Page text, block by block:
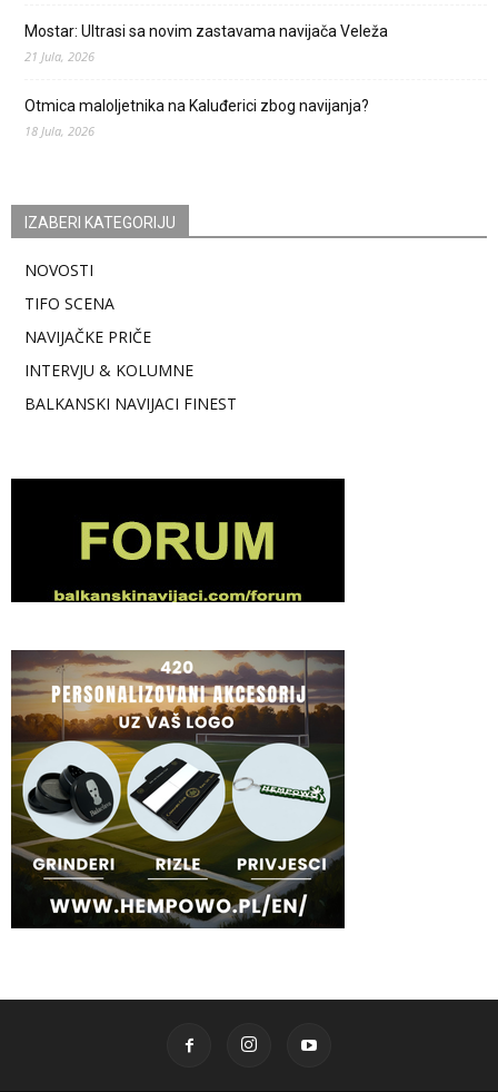
Mostar: Ultrasi sa novim zastavama navijača Veleža
21 Jula, 2026
Otmica maloljetnika na Kaluđerici zbog navijanja?
18 Jula, 2026
IZABERI KATEGORIJU
NOVOSTI
TIFO SCENA
NAVIJAČKE PRIČE
INTERVJU & KOLUMNE
BALKANSKI NAVIJACI FINEST